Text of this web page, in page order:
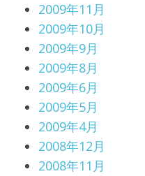
2009年11月
2009年10月
2009年9月
2009年8月
2009年6月
2009年5月
2009年4月
2008年12月
2008年11月